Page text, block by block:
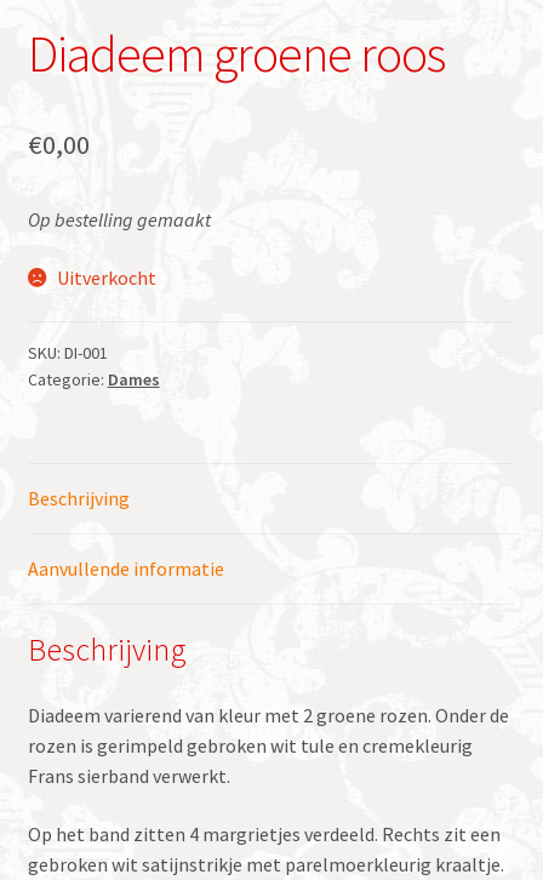
Diadeem groene roos
€0,00
Op bestelling gemaakt
Uitverkocht
SKU: DI-001
Categorie: Dames
Beschrijving
Aanvullende informatie
Beschrijving
Diadeem varierend van kleur met 2 groene rozen. Onder de
rozen is gerimpeld gebroken wit tule en cremekleurig
Frans sierband verwerkt.
Op het band zitten 4 margrietjes verdeeld. Rechts zit een
gebroken wit satijnstrikje met parelmoerkleurig kraaltje.